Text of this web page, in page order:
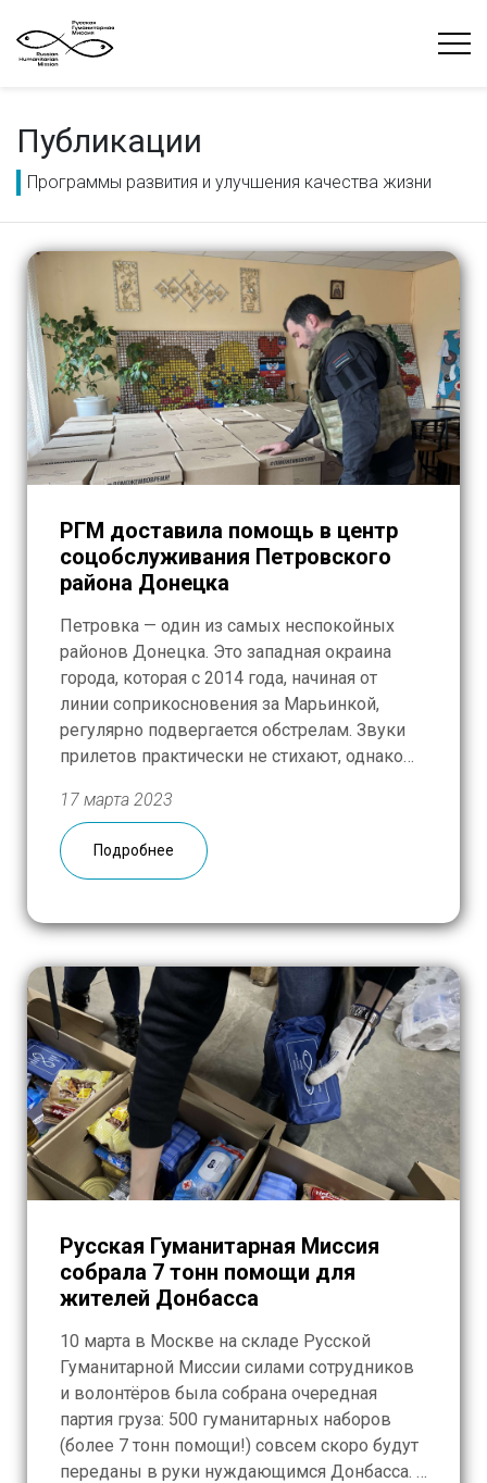
Публикации
Программы развития и улучшения качества жизни
РГМ доставила помощь в центр
соцобслуживания Петровского
района Донецка
Петровка — один из самых неспокойных
районов Донецка. Это западная окраина
города, которая с 2014 года, начиная от
линии соприкосновения за Марьинкой,
регулярно подвергается обстрелам. Звуки
прилетов практически не стихают, однако
разрушения от обстрелов: уцелевшие дома
здесь и так можно пересчитать по пальцам.
16 марта команда РГМ вместе с […]
17 марта 2023
Подробнее
Русская Гуманитарная Миссия
собрала 7 тонн помощи для
жителей Донбасса
10 марта в Москве на складе Русской
Гуманитарной Миссии силами сотрудников
и волонтёров была собрана очередная
партия груза: 500 гуманитарных наборов
(более 7 тонн помощи!) совсем скоро будут
переданы в руки нуждающимся Донбасса. В